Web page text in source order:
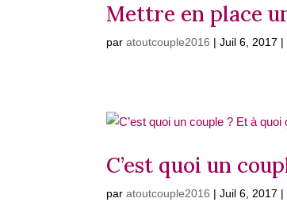
Mettre en place
paratoutcouple2016 |Juil 6, 2017 |
C’est quoi un
paratoutcouple2016 |Juil 6, 2017 |